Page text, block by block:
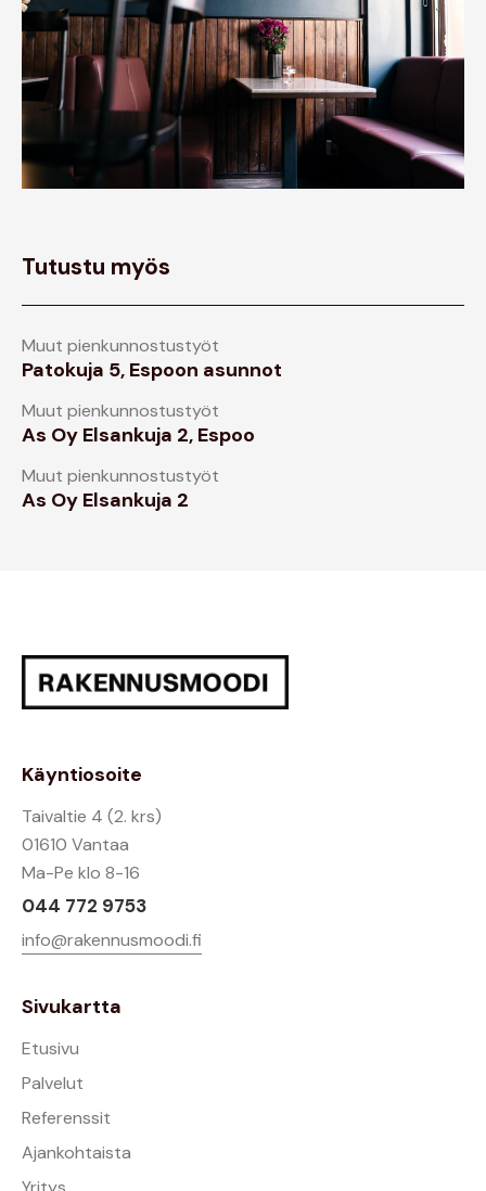
Tutustu myös
Muut pienkunnostustyöt
Patokuja 5, Espoon asunnot
Muut pienkunnostustyöt
As Oy Elsankuja 2, Espoo
Muut pienkunnostustyöt
As Oy Elsankuja 2
Käyntiosoite
Taivaltie 4 (2. krs)
01610 Vantaa
Ma-Pe klo 8-16
044 772 9753
info@rakennusmoodi.fi
Sivukartta
Etusivu
Palvelut
Referenssit
Ajankohtaista